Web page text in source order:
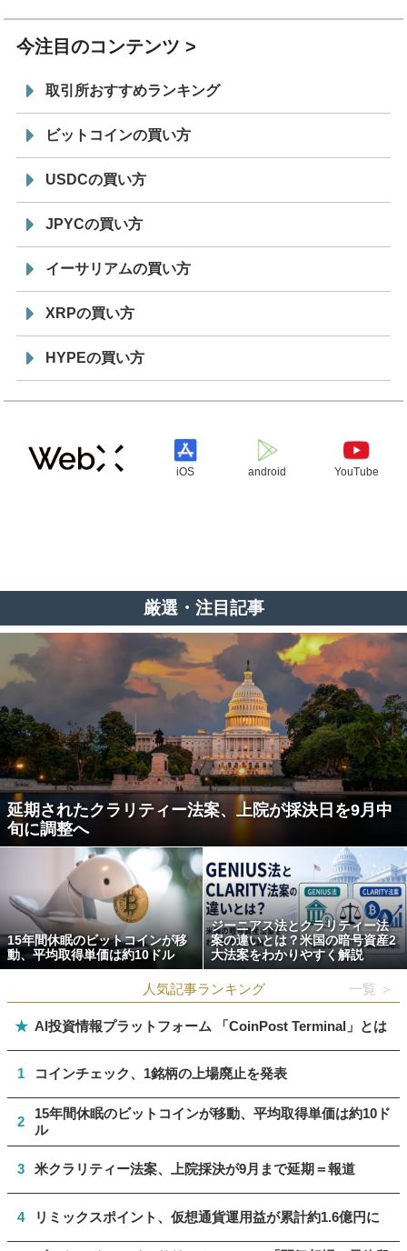
今注目のコンテンツ
取引所おすすめランキング
ビットコインの買い方
USDCの買い方
JPYCの買い方
イーサリアムの買い方
XRPの買い方
HYPEの買い方
iOS android YouTube
厳選・注目記事
延期されたクラリティー法案、上院が採決日を9月中
旬に調整へ
15年間休眠のビットコインが移
動、平均取得単価は約10ドル
ジーニアス法とクラリティー法
案の違いとは？米国の暗号資産2
大法案をわかりやすく解説
人気記事ランキング 一覧 ＞
★ AI投資情報プラットフォーム 「CoinPost Terminal」とは
1 コインチェック、1銘柄の上場廃止を発表
2
15年間休眠のビットコインが移動、平均取得単価は約10ド
ル
3 米クラリティー法案、上院採決が9月まで延期＝報道
4 リミックスポイント、仮想通貨運用益が累計約1.6億円に